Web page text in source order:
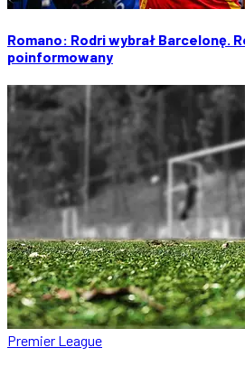
Romano: Rodri wybrał Barcelonę.
poinformowany
Premier League